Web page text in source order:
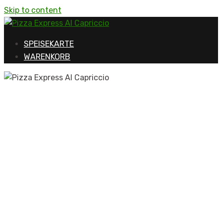
Skip to content
SPEISEKARTE
WARENKORB